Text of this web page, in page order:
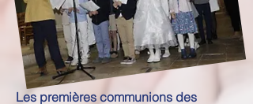
Les premières communions des